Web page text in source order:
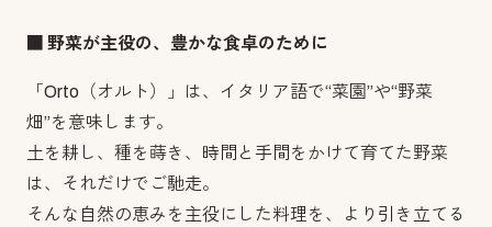
■ 野菜が主役の、豊かな食卓のために
「Orto（オルト）」は、イタリア語で“菜園”や“野菜
畑”を意味します。
土を耕し、種を蒔き、時間と手間をかけて育てた野菜
は、それだけでご馳走。
そんな自然の恵みを主役にした料理を、より引き立てる